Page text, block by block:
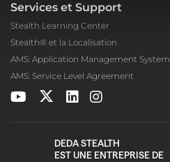
Services et Support
Stealth Learning Center
Stealth® et la Localisation
AMS: Application Management System
AMS: Service Level Agreement
DEDA STEALTH
EST UNE ENTREPRISE DE